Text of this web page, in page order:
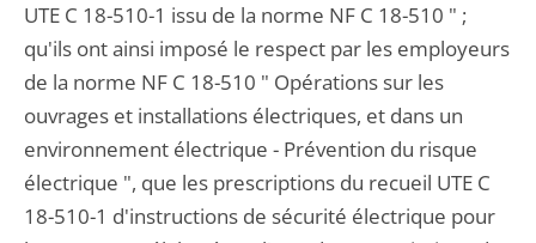
UTE C 18-510-1 issu de la norme NF C 18-510 " ;
qu'ils ont ainsi imposé le respect par les employeurs
de la norme NF C 18-510 " Opérations sur les
ouvrages et installations électriques, et dans un
environnement électrique - Prévention du risque
électrique ", que les prescriptions du recueil UTE C
18-510-1 d'instructions de sécurité électrique pour